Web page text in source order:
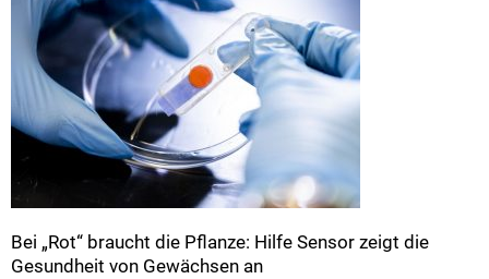
Bei „Rot“ braucht die Pflanze: Hilfe Sensor zeigt die
Gesundheit von Gewächsen an